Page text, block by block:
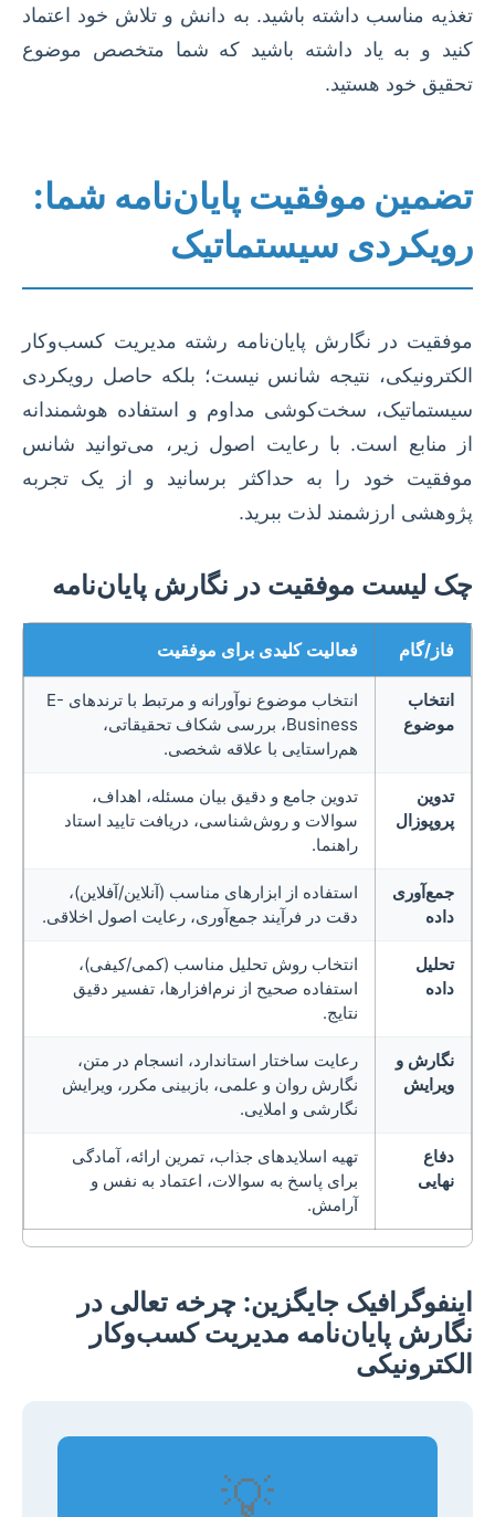
تغذیه مناسب داشته باشید. به دانش و تلاش خود اعتماد
کنید و به یاد داشته باشید که شما متخصص موضوع
تحقیق خود هستید.
تضمین موفقیت پایان‌نامه شما:
رویکردی سیستماتیک
موفقیت در نگارش پایان‌نامه رشته مدیریت کسب‌وکار
الکترونیکی، نتیجه شانس نیست؛ بلکه حاصل رویکردی
سیستماتیک، سخت‌کوشی مداوم و استفاده هوشمندانه
از منابع است. با رعایت اصول زیر، می‌توانید شانس
موفقیت خود را به حداکثر برسانید و از یک تجربه
پژوهشی ارزشمند لذت ببرید.
چک لیست موفقیت در نگارش پایان‌نامه
فاز/گام فعالیت کلیدی برای موفقیت
انتخاب
موضوع
انتخاب موضوع نوآورانه و مرتبط با ترندهای E-
Business، بررسی شکاف تحقیقاتی،
هم‌راستایی با علاقه شخصی.
تدوین
پروپوزال
تدوین جامع و دقیق بیان مسئله، اهداف،
سوالات و روش‌شناسی، دریافت تایید استاد
راهنما.
جمع‌آوری
داده
استفاده از ابزارهای مناسب (آنلاین/آفلاین)،
دقت در فرآیند جمع‌آوری، رعایت اصول اخلاقی.
تحلیل
داده
انتخاب روش تحلیل مناسب (کمی/کیفی)،
استفاده صحیح از نرم‌افزارها، تفسیر دقیق
نتایج.
نگارش و
ویرایش
رعایت ساختار استاندارد، انسجام در متن،
نگارش روان و علمی، بازبینی مکرر، ویرایش
نگارشی و املایی.
دفاع
نهایی
تهیه اسلاید‌های جذاب، تمرین ارائه، آمادگی
برای پاسخ به سوالات، اعتماد به نفس و
آرامش.
اینفوگرافیک جایگزین: چرخه تعالی در
نگارش پایان‌نامه مدیریت کسب‌وکار
الکترونیکی
💡